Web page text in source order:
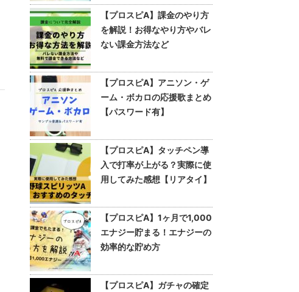
【プロスピA】課金のやり方
を解説！お得なやり方やバレ
ない課金方法など
【プロスピA】アニソン・ゲ
ーム・ボカロの応援歌まとめ
【パスワード有】
【プロスピA】タッチペン導
入で打率が上がる？実際に使
用してみた感想【リアタイ】
【プロスピA】1ヶ月で1,000
エナジー貯まる！エナジーの
効率的な貯め方
【プロスピA】ガチャの確定